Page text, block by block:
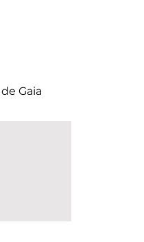
Gaia